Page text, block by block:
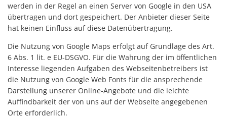
werden in der Regel an einen Server von Google in den USA
übertragen und dort gespeichert. Der Anbieter dieser Seite
hat keinen Einfluss auf diese Datenübertragung.
Die Nutzung von Google Maps erfolgt auf Grundlage des Art.
6 Abs. 1 lit. e EU-DSGVO. Für die Wahrung der im öffentlichen
Interesse liegenden Aufgaben des Webseitenbetreibers ist
die Nutzung von Google Web Fonts für die ansprechende
Darstellung unserer Online-Angebote und die leichte
Auffindbarkeit der von uns auf der Webseite angegebenen
Orte erforderlich.